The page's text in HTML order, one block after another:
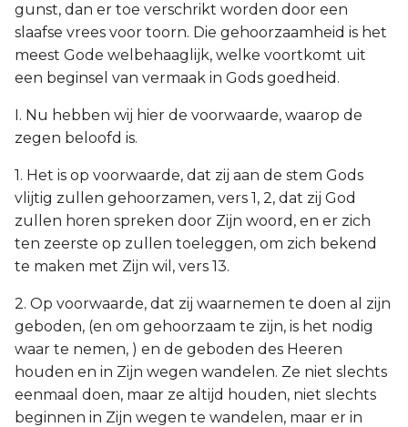
gunst, dan er toe verschrikt worden door een
slaafse vrees voor toorn. Die gehoorzaamheid is het
meest Gode welbehaaglijk, welke voortkomt uit
een beginsel van vermaak in Gods goedheid.
I. Nu hebben wij hier de voorwaarde, waarop de
zegen beloofd is.
1. Het is op voorwaarde, dat zij aan de stem Gods
vlijtig zullen gehoorzamen, vers 1, 2, dat zij God
zullen horen spreken door Zijn woord, en er zich
ten zeerste op zullen toeleggen, om zich bekend
te maken met Zijn wil, vers 13.
2. Op voorwaarde, dat zij waarnemen te doen al zijn
geboden, (en om gehoorzaam te zijn, is het nodig
waar te nemen, ) en de geboden des Heeren
houden en in Zijn wegen wandelen. Ze niet slechts
eenmaal doen, maar ze altijd houden, niet slechts
beginnen in Zijn wegen te wandelen, maar er in